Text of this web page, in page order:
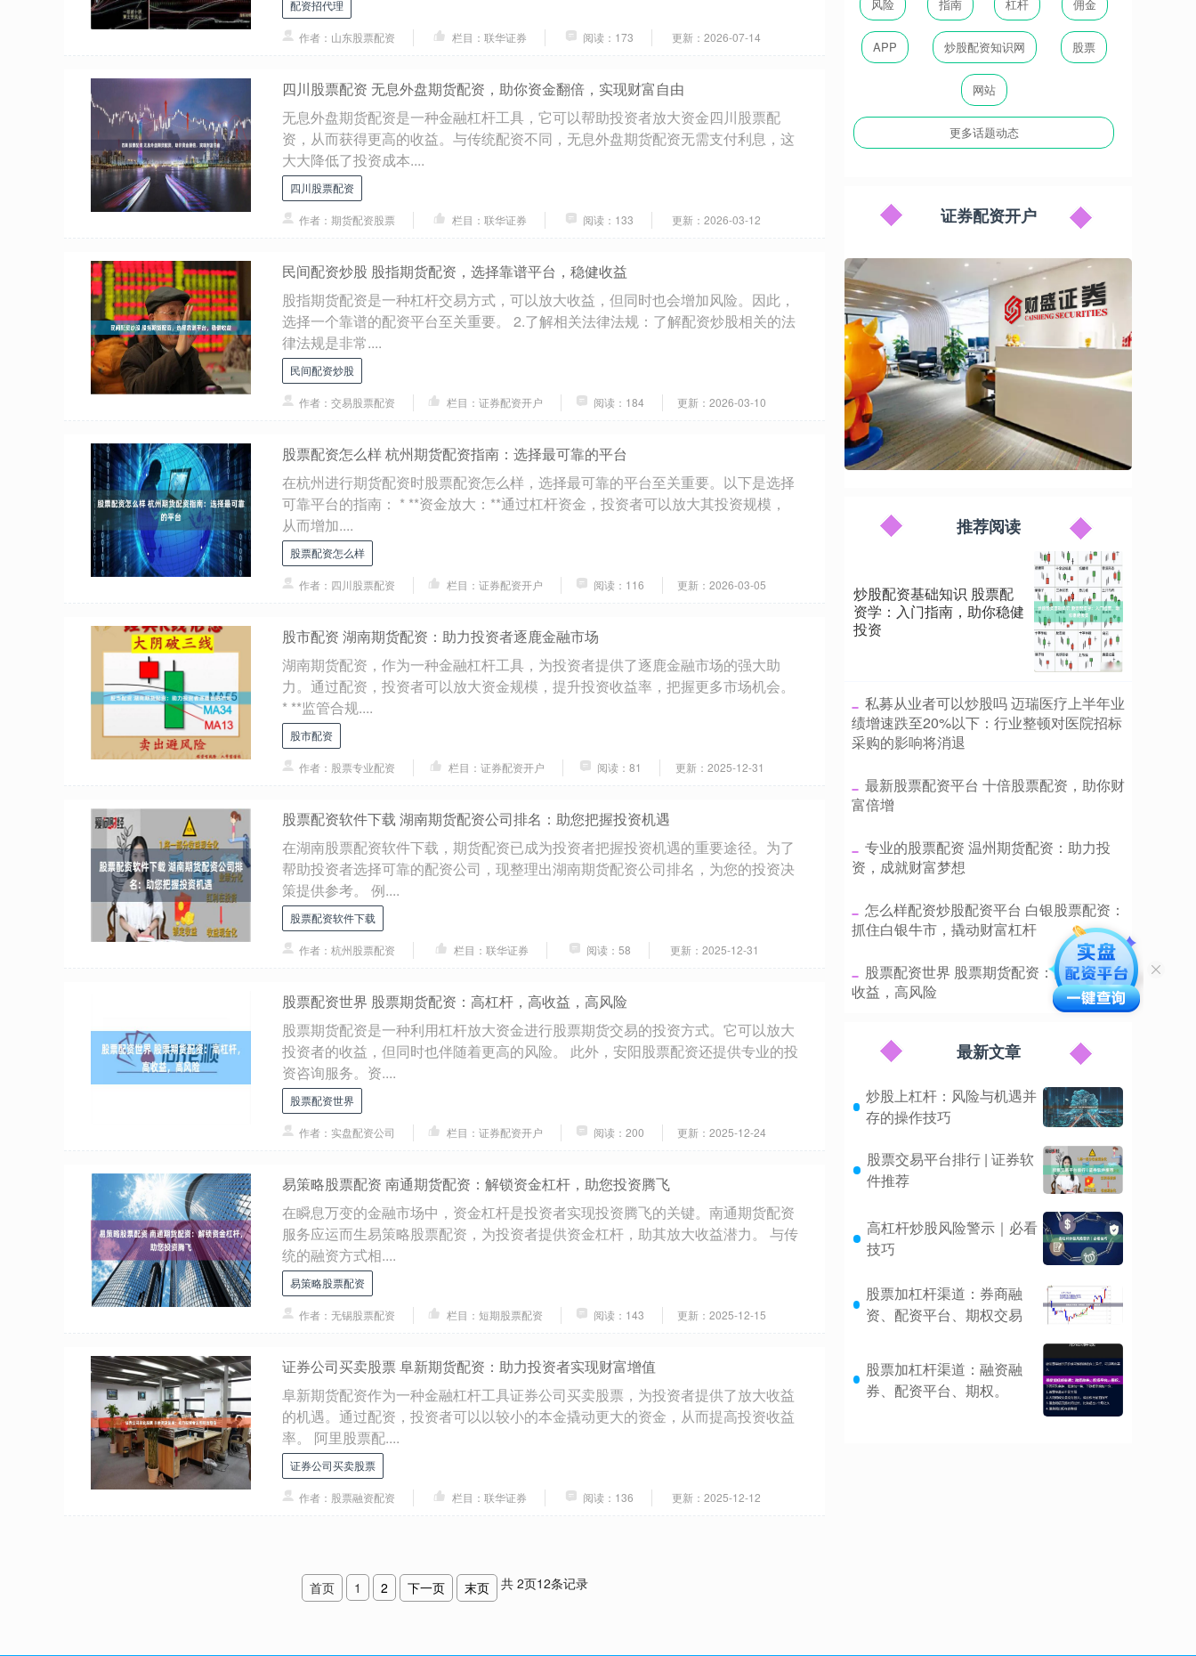
配资招代理
作者：山东股票配资 栏目：联华证券 阅读：173 更新：2026-07-14
四川股票配资 无息外盘期货配资，助你资金翻倍，实现财富自由
无息外盘期货配资是一种金融杠杆工具，它可以帮助投资者放大资金四川股票配
资，从而获得更高的收益。与传统配资不同，无息外盘期货配资无需支付利息，这
大大降低了投资成本....
四川股票配资
作者：期货配资股票 栏目：联华证券 阅读：133 更新：2026-03-12
民间配资炒股 股指期货配资，选择靠谱平台，稳健收益
股指期货配资是一种杠杆交易方式，可以放大收益，但同时也会增加风险。因此，
选择一个靠谱的配资平台至关重要。 2.了解相关法律法规：了解配资炒股相关的法
律法规是非常....
民间配资炒股
作者：交易股票配资 栏目：证券配资开户 阅读：184 更新：2026-03-10
股票配资怎么样 杭州期货配资指南：选择最可靠的平台
在杭州进行期货配资时股票配资怎么样，选择最可靠的平台至关重要。以下是选择
可靠平台的指南： * **资金放大：**通过杠杆资金，投资者可以放大其投资规模，
从而增加....
股票配资怎么样
作者：四川股票配资 栏目：证券配资开户 阅读：116 更新：2026-03-05
股市配资 湖南期货配资：助力投资者逐鹿金融市场
湖南期货配资，作为一种金融杠杆工具，为投资者提供了逐鹿金融市场的强大助
力。通过配资，投资者可以放大资金规模，提升投资收益率，把握更多市场机会。
* **监管合规....
股市配资
作者：股票专业配资 栏目：证券配资开户 阅读：81 更新：2025-12-31
股票配资软件下载 湖南期货配资公司排名：助您把握投资机遇
在湖南股票配资软件下载，期货配资已成为投资者把握投资机遇的重要途径。为了
帮助投资者选择可靠的配资公司，现整理出湖南期货配资公司排名，为您的投资决
策提供参考。 例....
股票配资软件下载
作者：杭州股票配资 栏目：联华证券 阅读：58 更新：2025-12-31
股票配资世界 股票期货配资：高杠杆，高收益，高风险
股票期货配资是一种利用杠杆放大资金进行股票期货交易的投资方式。它可以放大
投资者的收益，但同时也伴随着更高的风险。 此外，安阳股票配资还提供专业的投
资咨询服务。资....
股票配资世界
作者：实盘配资公司 栏目：证券配资开户 阅读：200 更新：2025-12-24
易策略股票配资 南通期货配资：解锁资金杠杆，助您投资腾飞
在瞬息万变的金融市场中，资金杠杆是投资者实现投资腾飞的关键。南通期货配资
服务应运而生易策略股票配资，为投资者提供资金杠杆，助其放大收益潜力。 与传
统的融资方式相....
易策略股票配资
作者：无锡股票配资 栏目：短期股票配资 阅读：143 更新：2025-12-15
证券公司买卖股票 阜新期货配资：助力投资者实现财富增值
阜新期货配资作为一种金融杠杆工具证券公司买卖股票，为投资者提供了放大收益
的机遇。通过配资，投资者可以以较小的本金撬动更大的资金，从而提高投资收益
率。 阿里股票配....
证券公司买卖股票
作者：股票融资配资 栏目：联华证券 阅读：136 更新：2025-12-12
首页 1 2 下一页 末页 共 2页12条记录
风险 指南 杠杆 佣金
APP 炒股配资知识网 股票
网站
更多话题动态
证券配资开户
推荐阅读
炒股配资基础知识 股票配
资学：入门指南，助你稳健
投资
​私募从业者可以炒股吗 迈瑞医疗上半年业
绩增速跌至20%以下：行业整顿对医院招标
采购的影响将消退
​最新股票配资平台 十倍股票配资，助你财
富倍增
​专业的股票配资 温州期货配资：助力投
资，成就财富梦想
​怎么样配资炒股配资平台 白银股票配资：
抓住白银牛市，撬动财富杠杆
​股票配资世界 股票期货配资：高杠杆，高
收益，高风险
最新文章
炒股上杠杆：风险与机遇并
存的操作技巧
股票交易平台排行 | 证券软
件推荐
高杠杆炒股风险警示｜必看
技巧
股票加杠杆渠道：券商融
资、配资平台、期权交易
股票加杠杆渠道：融资融
券、配资平台、期权。